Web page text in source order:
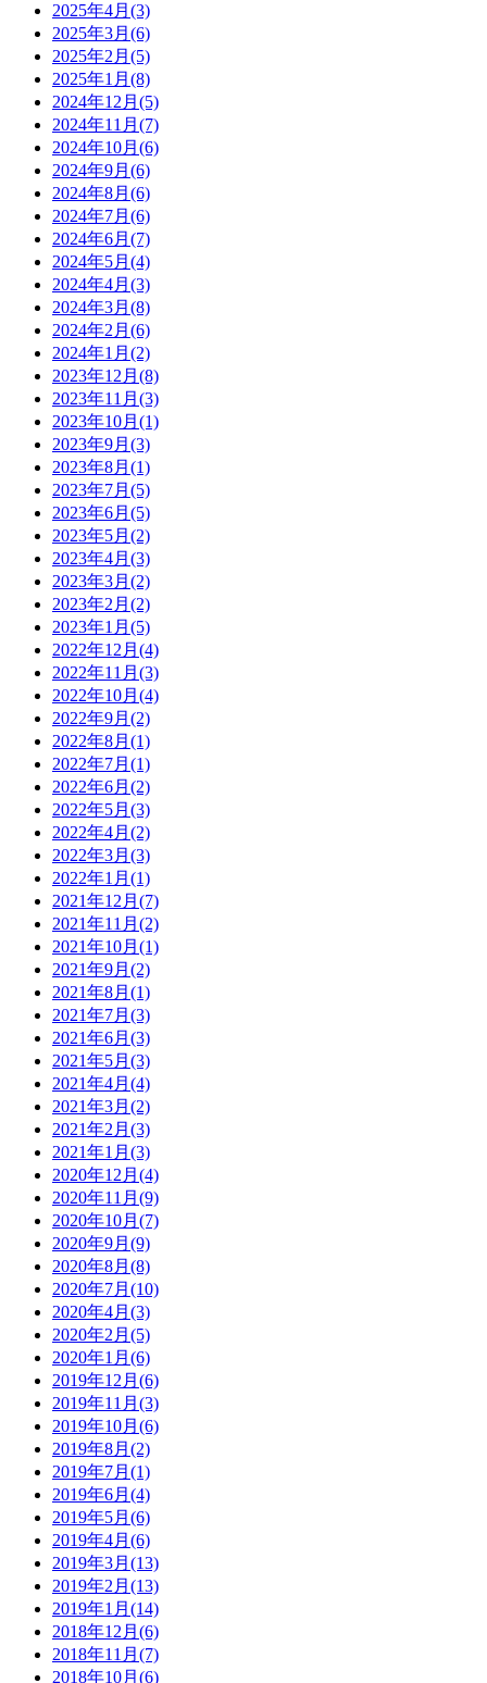
2025年4月(3)
2025年3月(6)
2025年2月(5)
2025年1月(8)
2024年12月(5)
2024年11月(7)
2024年10月(6)
2024年9月(6)
2024年8月(6)
2024年7月(6)
2024年6月(7)
2024年5月(4)
2024年4月(3)
2024年3月(8)
2024年2月(6)
2024年1月(2)
2023年12月(8)
2023年11月(3)
2023年10月(1)
2023年9月(3)
2023年8月(1)
2023年7月(5)
2023年6月(5)
2023年5月(2)
2023年4月(3)
2023年3月(2)
2023年2月(2)
2023年1月(5)
2022年12月(4)
2022年11月(3)
2022年10月(4)
2022年9月(2)
2022年8月(1)
2022年7月(1)
2022年6月(2)
2022年5月(3)
2022年4月(2)
2022年3月(3)
2022年1月(1)
2021年12月(7)
2021年11月(2)
2021年10月(1)
2021年9月(2)
2021年8月(1)
2021年7月(3)
2021年6月(3)
2021年5月(3)
2021年4月(4)
2021年3月(2)
2021年2月(3)
2021年1月(3)
2020年12月(4)
2020年11月(9)
2020年10月(7)
2020年9月(9)
2020年8月(8)
2020年7月(10)
2020年4月(3)
2020年2月(5)
2020年1月(6)
2019年12月(6)
2019年11月(3)
2019年10月(6)
2019年8月(2)
2019年7月(1)
2019年6月(4)
2019年5月(6)
2019年4月(6)
2019年3月(13)
2019年2月(13)
2019年1月(14)
2018年12月(6)
2018年11月(7)
2018年10月(6)